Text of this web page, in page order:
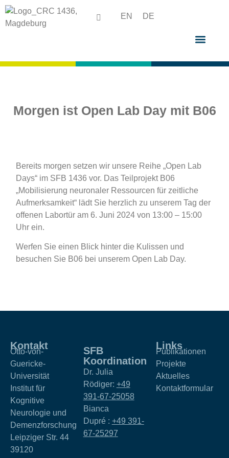
EN DE
Morgen ist Open Lab Day mit B06
Bereits morgen setzen wir unsere Reihe „Open Lab
Days“ im SFB 1436 vor. Das Teilprojekt B06
„Mobilisierung neuronaler Ressourcen für zeitliche
Aufmerksamkeit“ lädt Sie herzlich zu unserem Tag der
offenen Labortür am 6. Juni 2024 von 13:00 – 15:00
Uhr ein.
Werfen Sie einen Blick hinter die Kulissen und
besuchen Sie B06 bei unserem Open Lab Day.
Kontakt
Otto-von-
Guericke-
Universität
Institut für
Kognitive
Neurologie und
Demenzforschung
Leipziger Str. 44
39120
SFB
Koordination
Dr. Julia
Rödiger: +49
391-67-25058
Bianca
Dupré : +49 391-
67-25297
Links
Publikationen
Projekte
Aktuelles
Kontaktformular